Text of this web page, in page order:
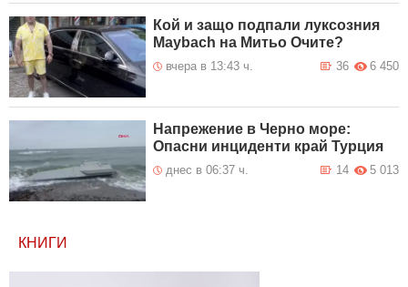
Кой и защо подпали луксозния
Maybach на Митьо Очите?
вчера в 13:43 ч. 6 450
36
Напрежение в Черно море:
Опасни инциденти край Турция
днес в 06:37 ч. 5 013
14
КНИГИ